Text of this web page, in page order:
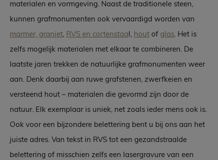
materialen en vormgeving. Naast de traditionele steen,
kunnen grafmonumenten ook vervaardigd worden van
marmer, graniet, RVS en cortenstaal, hout of glas. Het is
zelfs mogelijk materialen met elkaar te combineren. De
laatste jaren trekken de natuurlijke grafmonumenten weer
aan. Denk daarbij aan ruwe grafstenen, zwerfkeien en
versteend hout – materialen die gevormd zijn door de
natuur. Elk exemplaar is uniek, net zoals ieder mens ook is.
Ook voor een bijzondere belettering bent u bij ons aan het
juiste adres. Van tekst in RVS tot een gezandstraalde
belettering of misschien zelfs een lasergravure van een